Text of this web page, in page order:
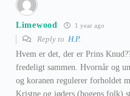
Limewood 1 year ago
Reply to H.P.
Hvem er det, der er Prins
fredeligt sammen. Hvornår og
og koranen regulerer forholdet
Kristne og jøders (bogens folk)